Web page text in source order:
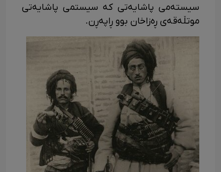
سیستەمی پاشایەتی کە سیستمی پاشایەتی
موتڵەقەی ڕەزاخان بوو ڕاپەڕن.